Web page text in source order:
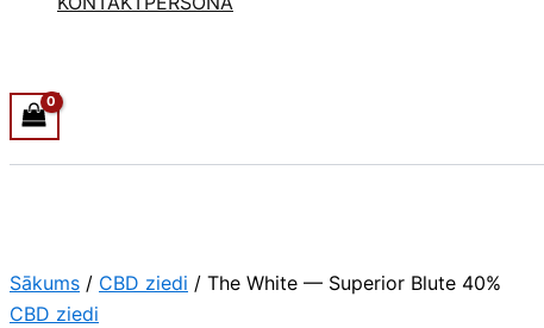
Sākums / CBD ziedi / The White — Superior Blute 40%
CBD ziedi